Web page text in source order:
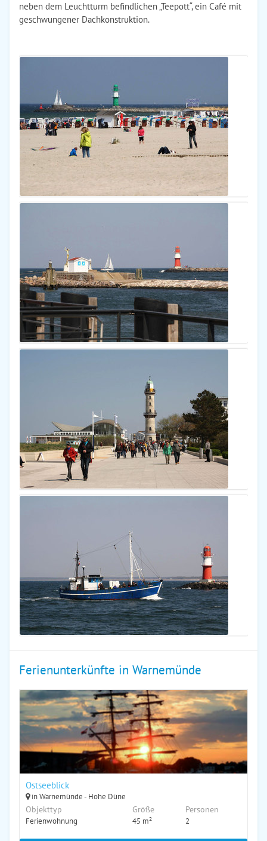
neben dem Leuchtturm befindlichen „Teepott“, ein Café mit
geschwungener Dachkonstruktion.
Ferienunterkünfte in Warnemünde
Ostseeblick
in Warnemünde - Hohe Düne
Objekttyp
Ferienwohnung
Größe
45 m²
Personen
2